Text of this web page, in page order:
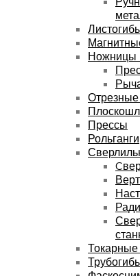
Ножницы
Отрезные
Прессы
Рольганги
Токарные